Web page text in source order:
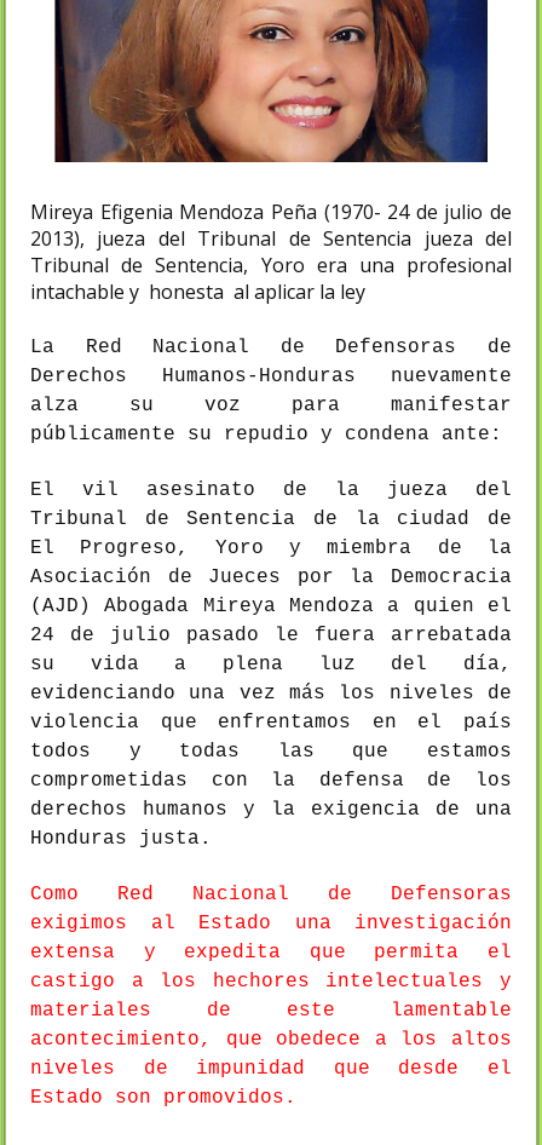
Mireya Efigenia Mendoza Peña (1970- 24 de julio de
2013), jueza del Tribunal de Sentencia jueza del
Tribunal de Sentencia, Yoro era una profesional
intachable y honesta al aplicar la ley
La Red Nacional de Defensoras de
Derechos Humanos-Honduras nuevamente
alza su voz para manifestar
públicamente su repudio y condena ante:
El vil asesinato de la jueza del
Tribunal de Sentencia de la ciudad de
El Progreso, Yoro y miembra de la
Asociación de Jueces por la Democracia
(AJD) Abogada Mireya Mendoza a quien el
24 de julio pasado le fuera arrebatada
su vida a plena luz del día,
evidenciando una vez más los niveles de
violencia que enfrentamos en el país
todos y todas las que estamos
comprometidas con la defensa de los
derechos humanos y la exigencia de una
Honduras justa.
Como Red Nacional de Defensoras
exigimos al Estado una investigación
extensa y expedita que permita el
castigo a los hechores intelectuales y
materiales de este lamentable
acontecimiento, que obedece a los altos
niveles de impunidad que desde el
Estado son promovidos.